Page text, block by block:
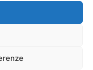
Festival. All